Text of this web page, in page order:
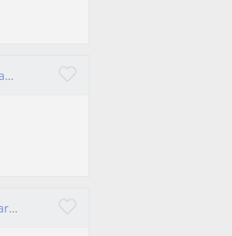
Derslerim sosyal bilimlere ilgililere yönelik derslerde özellikle yazım aşamasında yardımcı olabilirim
Kendimi, konuları ezberden uzak, neden-sonuç ilişkisi içinde yorumlayarak anlatan bir eğitimci olarak tanımlıyorum.